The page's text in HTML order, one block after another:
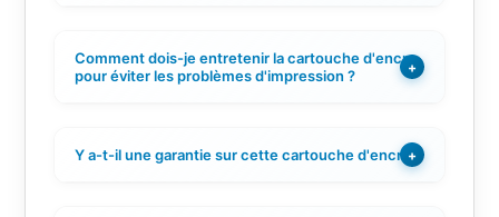
Comment dois-je entretenir la cartouche d'encre
pour éviter les problèmes d'impression ?
+
Y a-t-il une garantie sur cette cartouche d'encre ?
+